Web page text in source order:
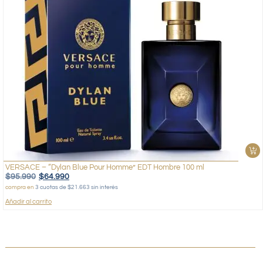
VERSACE – “Dylan Blue Pour Homme” EDT Hombre 100 ml
$95.990 $64.990
compra en 3 cuotas de $21.663 sin interés
Añadir al carrito